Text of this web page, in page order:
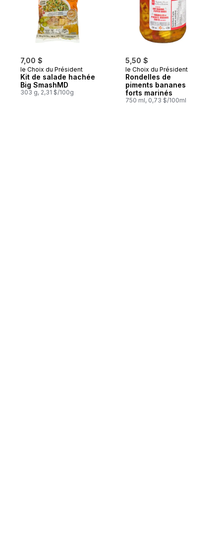
7,00 $
le Choix du Président
Kit de salade hachée
Big SmashMD
303 g, 2,31 $/100g
5,50 $
le Choix du Président
Rondelles de
piments bananes
forts marinés
750 ml, 0,73 $/100ml